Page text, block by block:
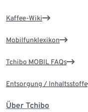
Kaffee-Wiki
Mobilfunklexikon
Tchibo MOBIL FAQs
Entsorgung / Inhaltsstoffe
Über Tchibo